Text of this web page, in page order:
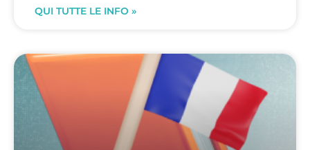
QUI TUTTE LE INFO »